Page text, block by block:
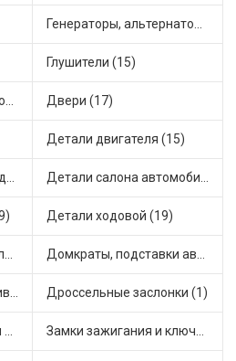
Генераторы, альтернаторы и комплектующие (48)
Глушители (15)
Головки блока цилиндров (2) Двери (17)
Детали двигателя (15)
Детали мостов и привода трансмиссии (58) Детали салона автомобиля (47)
Детали ходовой (19)
Дефлекторы автомобильные (4) Домкраты, подставки автомобильные (1)
Дополнительные, противотуманные фары (2) Дроссельные заслонки (1)
Задние фонари, фонари видимости (5) Замки зажигания и ключи (11)